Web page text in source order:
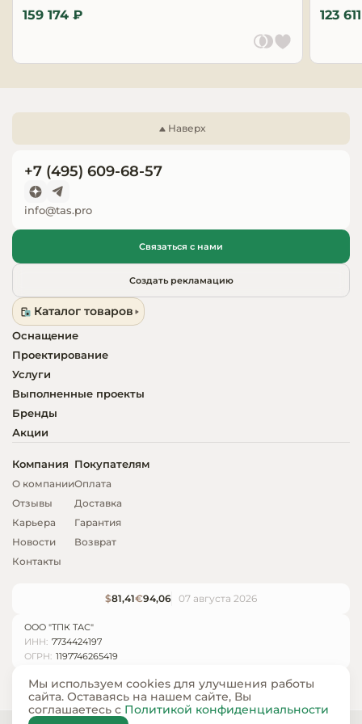
Запчасти для
159 174 ₽ 123
Наверх
+7 (495) 609-68-57
info@tas.pro
Связаться с нами
Создать рекламацию
Каталог товаров
Оснащение
Проектирование
Услуги
Выполненные проекты
Бренды
Акции
Компания
О компании
Отзывы
Карьера
Новости
Контакты
Покупателям
Оплата
Доставка
Гарантия
Возврат
$81,41€94,06 07 августа 2026
ООО "ТПК ТАС"
ИНН: 7734424197
ОГРН: 1197746265419
Мы используем cookies для улучшения работы
сайта. Оставаясь на нашем сайте, Вы
соглашаетесь с Политикой конфиденциальности